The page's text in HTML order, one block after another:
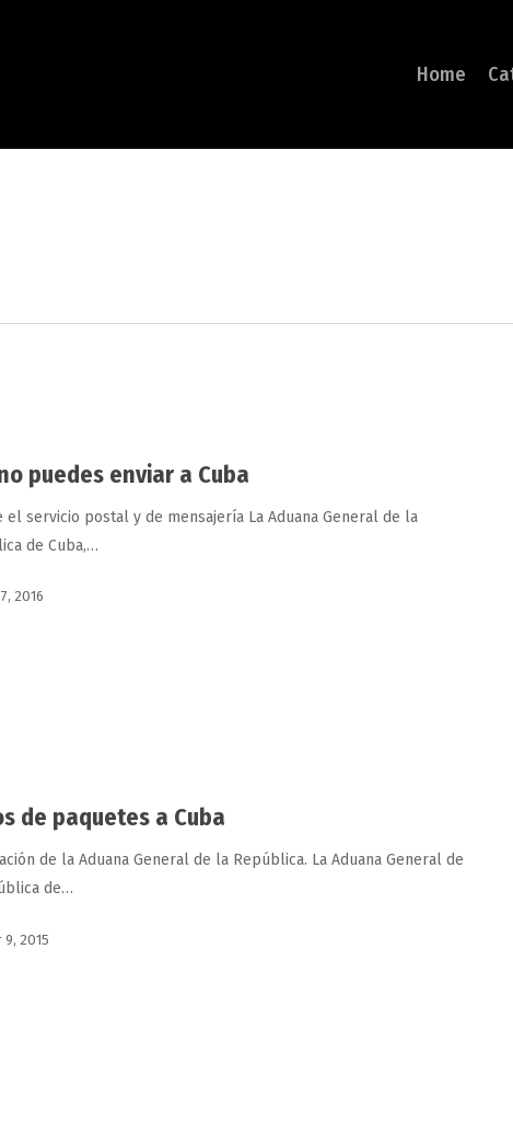
Home
puedes enviar a Cuba
el servicio postal y de mensajería La Aduana General de la
de Cuba,…
2016
de paquetes a Cuba
de la Aduana General de la República. La Aduana General de
de…
2015